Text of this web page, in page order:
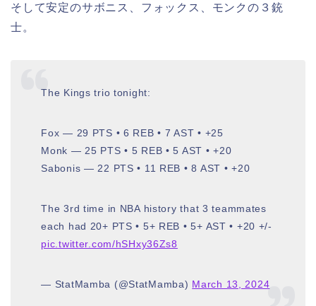
そして安定のサボニス、フォックス、モンクの３銃
士。
The Kings trio tonight:
Fox — 29 PTS • 6 REB • 7 AST • +25
Monk — 25 PTS • 5 REB • 5 AST • +20
Sabonis — 22 PTS • 11 REB • 8 AST • +20
The 3rd time in NBA history that 3 teammates
each had 20+ PTS • 5+ REB • 5+ AST • +20 +/-
pic.twitter.com/hSHxy36Zs8
— StatMamba (@StatMamba) March 13, 2024